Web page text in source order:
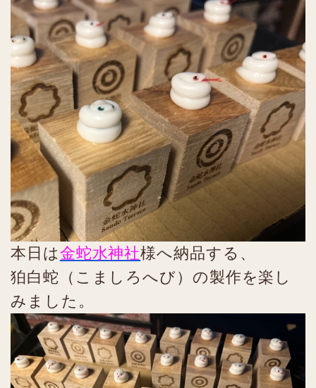
本日は金蛇水神社様へ納品する、
狛白蛇（こましろへび）の製作を楽し
みました。